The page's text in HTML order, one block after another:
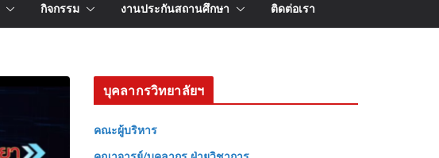
กิจกรรม งานประกันสถานศึกษา ติดต่อเรา
บุคลากรวิทยาลัยฯ
คณะผู้บริหาร